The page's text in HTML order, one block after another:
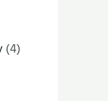
(4)